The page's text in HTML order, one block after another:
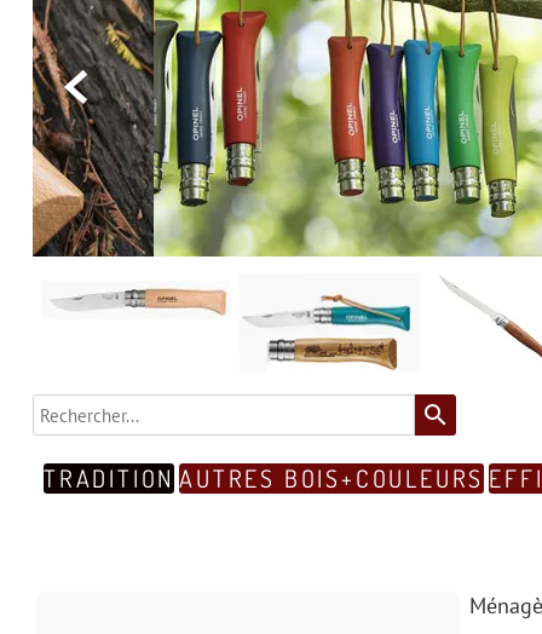

search
TRADITION AUTRES BOIS+COULEURS